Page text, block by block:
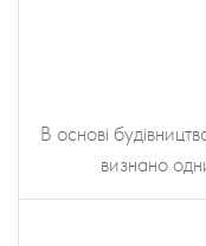
В основі
визнано